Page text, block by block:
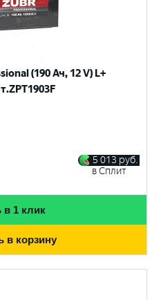
(190 Ач, 12 V) L+
5 013 руб.
в Сплит
в 1 клик
в корзину